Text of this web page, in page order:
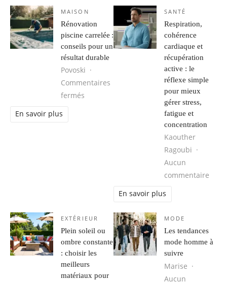
MAISON
Rénovation
piscine carrelée :
conseils pour un
résultat durable
Povoski
Commentaires
fermés sur Rénovation piscine carrelée :
En savoir plus
SANTÉ
Respiration,
cohérence
cardiaque et
récupération
active : le
réflexe simple
pour mieux
gérer stress,
fatigue et
concentration
Kaouther
Ragoubi
Aucun
commentaire
En savoir plus
EXTÉRIEUR
Plein soleil ou
ombre constante
: choisir les
meilleurs
matériaux pour
MODE
Les tendances
mode homme à
suivre
Marise
Aucun